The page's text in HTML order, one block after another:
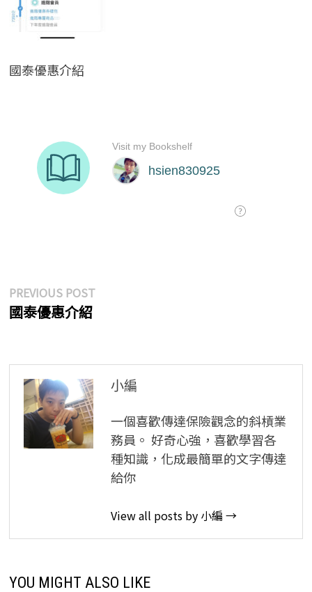
國泰優惠介紹
文
章
覽
PREVIOUS POSTPrevious
國泰優惠介紹
小編
一個喜歡傳達保險觀念的斜槓業
務員。 好奇心強，喜歡學習各
種知識，化成最簡單的文字傳達
給你
View all posts by 小編 →
YOU MIGHT ALSO LIKE